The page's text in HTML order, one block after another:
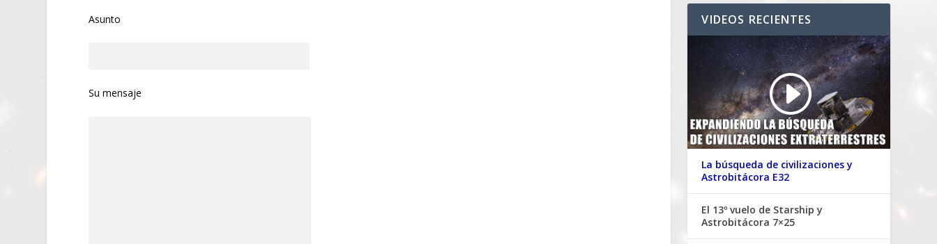
Asunto
Su mensaje
VIDEOS RECIENTES
La búsqueda de civilizaciones y
Astrobitácora E32
El 13º vuelo de Starship y
Astrobitácora 7×25